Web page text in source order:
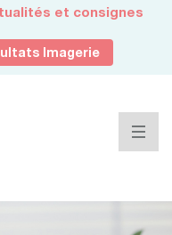
et consignes
Imagerie